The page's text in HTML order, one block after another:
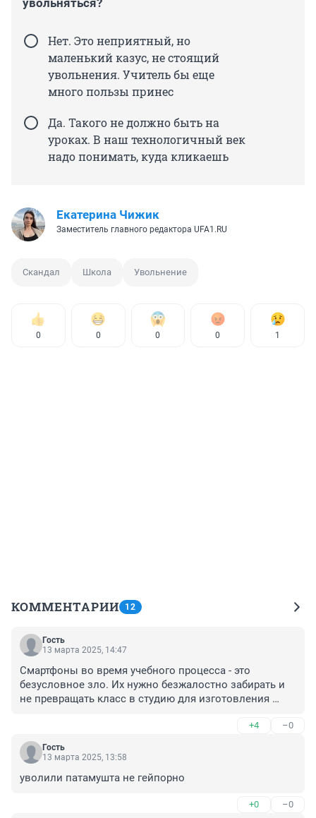
увольняться?
Нет. Это неприятный, но
маленький казус, не стоящий
увольнения. Учитель бы еще
много пользы принес
Да. Такого не должно быть на
уроках. В наш технологичный век
надо понимать, куда кликаешь
Екатерина Чижик
Заместитель главного редактора UFA1.RU
Скандал Школа Увольнение
0 0 0 0 1
КОММЕНТАРИИ 12
Гость
13 марта 2025, 14:47
Смартфоны во время учебного процесса - это
безусловное зло. Их нужно безжалостно забирать и
не превращать класс в студию для изготовления
мире систем школьного образования, там смартфоны
в школе полностью запрещены.
+4 –0
Гость
13 марта 2025, 13:58
уволили патамушта не гейпорно
+0 –0